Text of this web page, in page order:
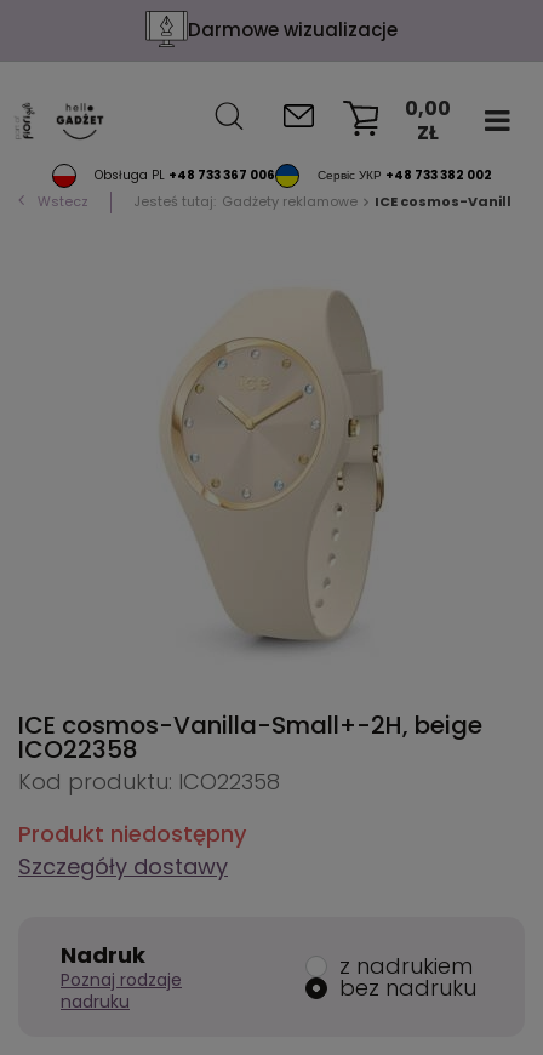
Darmowe wizualizacje
Obsługa PL +48 733 367 006 Сервіс УКР +48 733 382 002
0,00
ZŁ
Wstecz Jesteś tutaj: Gadżety reklamowe ICE cosmos-Vanilla-
ICE cosmos-Vanilla-Small+-2H, beige
ICO22358
Kod produktu: ICO22358
Produkt niedostępny
Szczegóły dostawy
Nadruk
Poznaj rodzaje
nadruku
z nadrukiem
bez nadruku